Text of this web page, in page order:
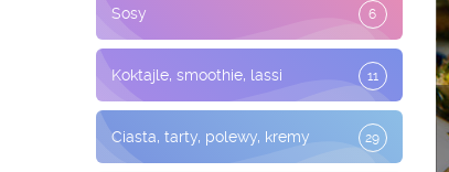
6
Sosy
11
Koktajle, smoothie, lassi
29
Ciasta, tarty, polewy, kremy